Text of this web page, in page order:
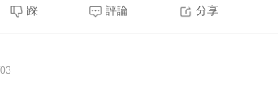
踩 評論 分享